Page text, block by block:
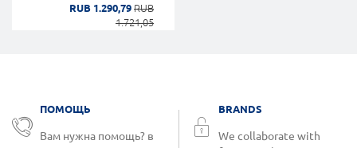
RUB 1.290,79 RUB
1.721,05
ПОМОЩЬ
Вам нужна помощь? в
BRANDS
We collaborate with